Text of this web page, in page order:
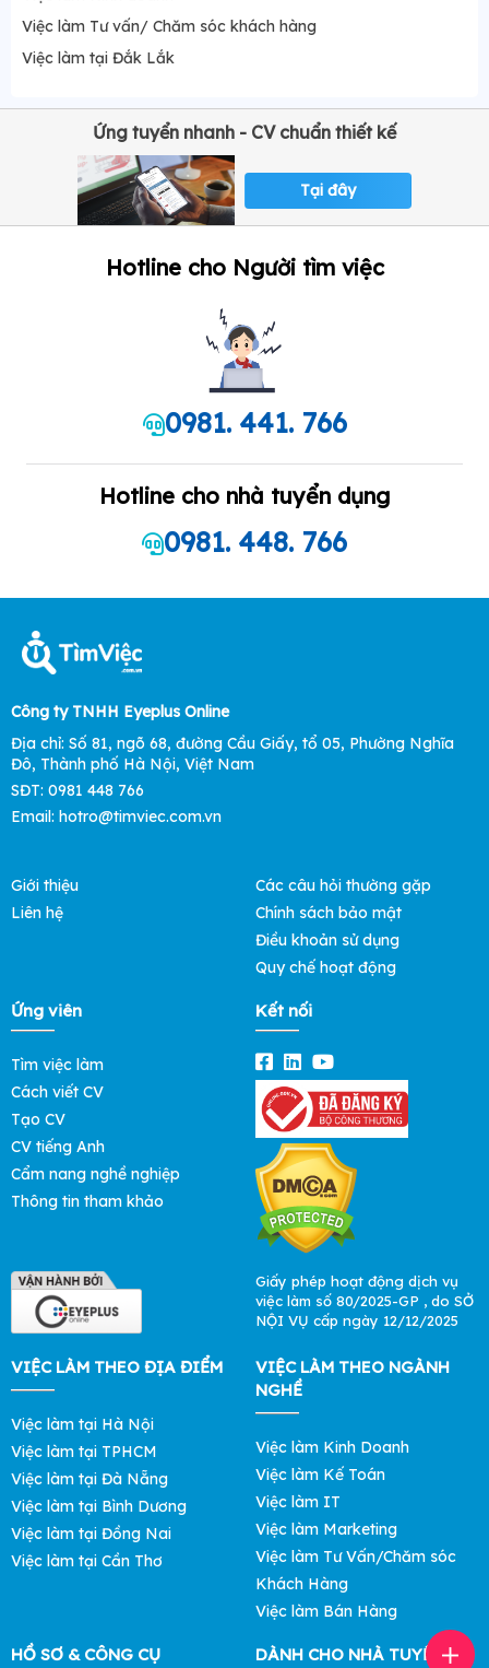
Việc làm Tư vấn/ Chăm sóc khách hàng
Việc làm tại Đắk Lắk
Ứng tuyển nhanh - CV chuẩn thiết kế
Tại đây
Hotline cho Người tìm việc
0981. 441. 766
Hotline cho nhà tuyển dụng
0981. 448. 766
Công ty TNHH Eyeplus Online
Địa chỉ: Số 81, ngõ 68, đường Cầu Giấy, tổ 05, Phường Nghĩa
Đô, Thành phố Hà Nội, Việt Nam
SĐT: 0981 448 766
Email: hotro@timviec.com.vn
Giới thiệu
Liên hệ
Các câu hỏi thường gặp
Chính sách bảo mật
Điều khoản sử dụng
Quy chế hoạt động
Ứng viên
Tìm việc làm
Cách viết CV
Tạo CV
CV tiếng Anh
Cẩm nang nghề nghiệp
Thông tin tham khảo
Kết nối
Giấy phép hoạt động dịch vụ
việc làm số 80/2025-GP , do SỞ
NỘI VỤ cấp ngày 12/12/2025
VIỆC LÀM THEO ĐỊA ĐIỂM
Việc làm tại Hà Nội
Việc làm tại TPHCM
Việc làm tại Đà Nẵng
Việc làm tại Bình Dương
Việc làm tại Đồng Nai
Việc làm tại Cần Thơ
VIỆC LÀM THEO NGÀNH
NGHỀ
Việc làm Kinh Doanh
Việc làm Kế Toán
Việc làm IT
Việc làm Marketing
Việc làm Tư Vấn/Chăm sóc
Khách Hàng
Việc làm Bán Hàng
HỒ SƠ & CÔNG CỤ
DÀNH CHO NHÀ TUYỂN